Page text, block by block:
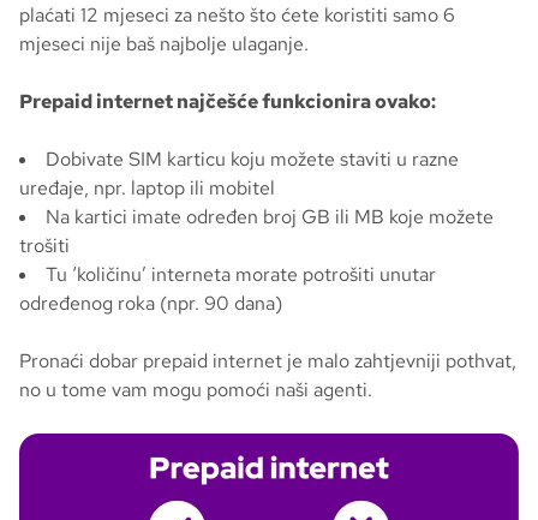
plaćati 12 mjeseci za nešto što ćete koristiti samo 6
mjeseci nije baš najbolje ulaganje.
Prepaid internet najčešće funkcionira ovako:
Dobivate SIM karticu koju možete staviti u razne
uređaje, npr. laptop ili mobitel
Na kartici imate određen broj GB ili MB koje možete
trošiti
Tu ‘količinu’ interneta morate potrošiti unutar
određenog roka (npr. 90 dana)
Pronaći dobar prepaid internet je malo zahtjevniji pothvat,
no u tome vam mogu pomoći naši agenti.